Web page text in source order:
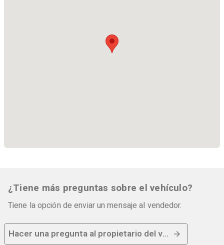
¿Tiene más preguntas sobre el vehículo?
Tiene la opción de enviar un mensaje al vendedor.
Hacer una pregunta al propietario del vehículo